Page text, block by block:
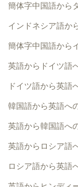
簡体字中国語から
インドネシア語か
簡体字中国語から
英語からドイツ語
ドイツ語から英語
韓国語から英語へ
英語から韓国語へ
英語からロシア語
ロシア語から英語